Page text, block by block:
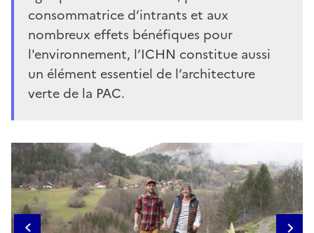
consommatrice d’intrants et aux
nombreux effets bénéfiques pour
l'environnement, l’ICHN constitue aussi
un élément essentiel de l’architecture
verte de la PAC.
Galerie d'images
1